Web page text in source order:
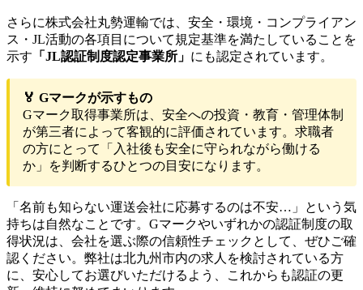
さらに株式会社丸勢運輸では、安全・環境・コンプライアン
ス・JL活動の各項目について規定基準を満たしていることを
示す 「JL認証制度認定事業所」 にも認定されています。
🏅 Gマークが示すもの
Gマーク取得事業所は、安全への投資・教育・管理体制
が第三者によって客観的に評価されています。求職者
の方にとって「入社後も安全に守られながら働ける
か」を判断するひとつの目安になります。
「名前も知らない運送会社に応募するのは不安…」という気
持ちは自然なことです。Gマークやいずれかの認証制度の取
得状況は、会社を選ぶ際の信頼性チェックとして、ぜひご確
認ください。弊社は北九州市内の求人を検討されている方
に、安心してお選びいただけるよう、これからも認証の更